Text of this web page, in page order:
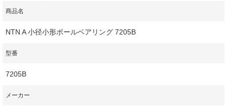
商品名
NTN A 小径小形ボールベアリング 7205B
型番
7205B
メーカー